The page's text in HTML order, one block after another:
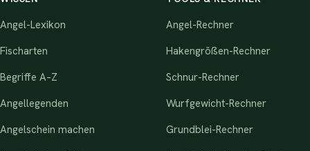
Angel-Lexikon
Fischarten
Begriffe A–Z
Angellegenden
Angelschein machen
Angel-Rechner
Hakengrößen-Rechner
Schnur-Rechner
Wurfgewicht-Rechner
Grundblei-Rechner